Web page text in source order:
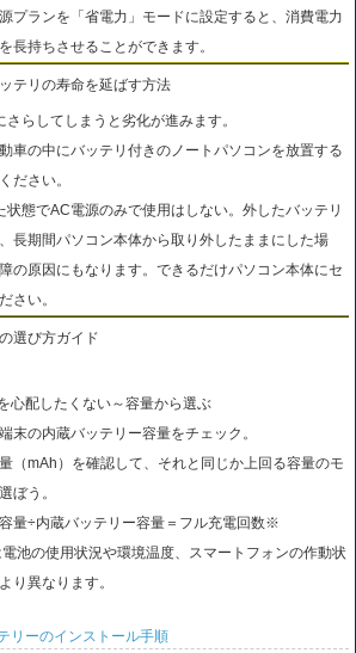
プランを「省電力」モードに設定すると、消費電力
長持ちさせることができます。
テリの寿命を延ばす方法
らしてしまうと劣化が進みます。
車の中にバッテリ付きのノートパソコンを放置する
ださい。
状態でAC電源のみで使用はしない。外したバッテリ
長期間パソコン本体から取り外したままにした場
の原因にもなります。できるだけパソコン本体にセ
さい。
選び方ガイド
心配したくない～容量から選ぶ
末の内蔵バッテリー容量をチェック。
（mAh）を確認して、それと同じか上回る容量のモ
ぼう。
量÷内蔵バッテリー容量＝フル充電回数※
池の使用状況や環境温度、スマートフォンの作動状
り異なります。
リーのインストール手順